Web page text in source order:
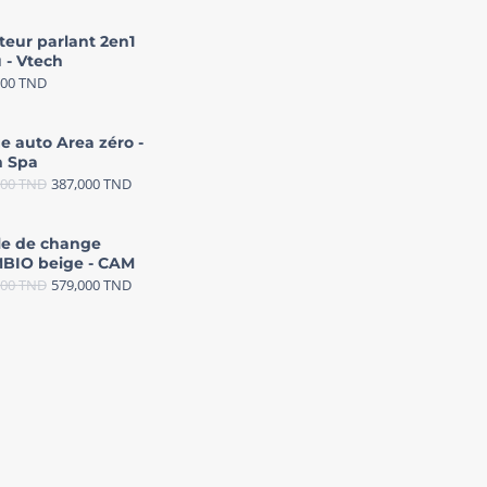
parlant 2en1
- Vtech
TND
auto Area zéro -
Spa
TND 387,000TND
de change
beige - CAM
TND 579,000TND